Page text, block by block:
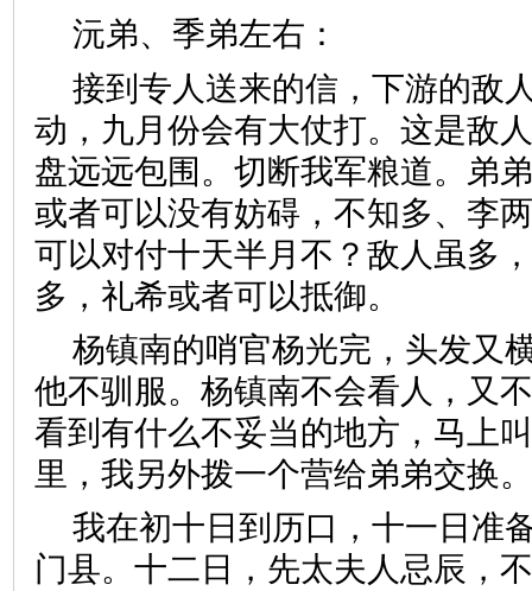
沅弟、季弟左右：
接到专人送来的信，下游的敌
动，九月份会有大仗打。这是敌
盘远远包围。切断我军粮道。弟
或者可以没有妨碍，不知多、李
可以对付十天半月不？敌人虽多
多，礼希或者可以抵御。
杨镇南的哨官杨光完，头发又
他不驯服。杨镇南不会看人，又
看到有什么不妥当的地方，马上
里，我另外拨一个营给弟弟交换。
我在初十日到历口，十一日准
门县。十二日，先太夫人忌辰，